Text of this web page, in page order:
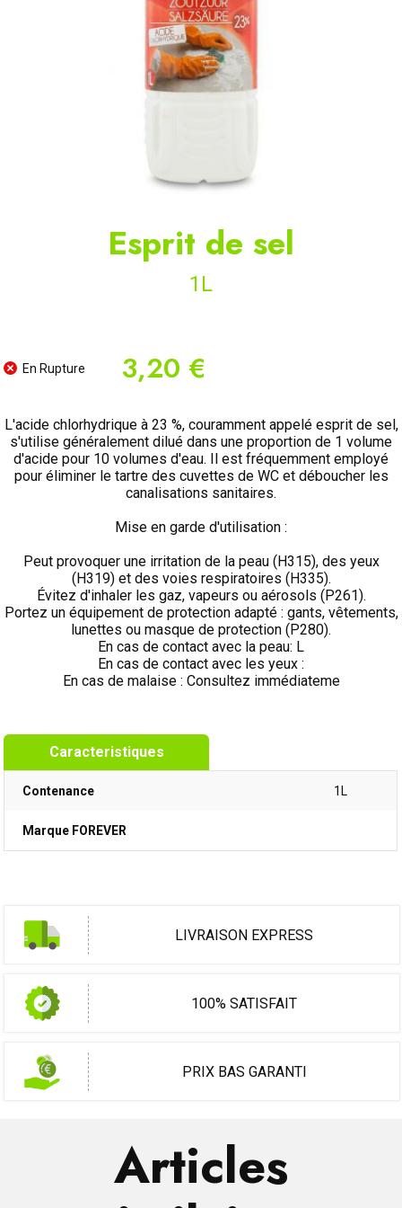
Esprit de sel
1L
En Rupture 3,20 €
L'acide chlorhydrique à 23 %, couramment appelé esprit de sel,
s'utilise généralement dilué dans une proportion de 1 volume
d'acide pour 10 volumes d'eau. Il est fréquemment employé
pour éliminer le tartre des cuvettes de WC et déboucher les
canalisations sanitaires.
Mise en garde d'utilisation :
Peut provoquer une irritation de la peau (H315), des yeux
(H319) et des voies respiratoires (H335).
Évitez d'inhaler les gaz, vapeurs ou aérosols (P261).
Portez un équipement de protection adapté : gants, vêtements,
lunettes ou masque de protection (P280).
En cas de contact avec la peau: L
En cas de contact avec les yeux :
En cas de malaise : Consultez immédiateme
Caracteristiques
Contenance 1L
Marque FOREVER
LIVRAISON EXPRESS
100% SATISFAIT
PRIX BAS GARANTI
Articles